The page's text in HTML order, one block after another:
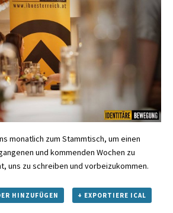
monatlich zum Stammtisch, um einen
und kommenden Wochen zu
uns zu schreiben und vorbeizukommen.
HINZUFÜGEN + EXPORTIERE ICAL